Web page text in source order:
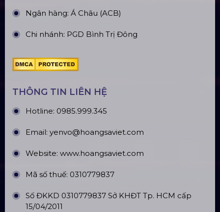
Ngân hàng: Á Châu (ACB)
Chi nhánh: PGD Bình Trị Đông
THÔNG TIN LIÊN HỆ
Hotline: 0985.999.345
Email: yenvo@hoangsaviet.com
Website: www.hoangsaviet.com
Mã số thuế: 0310779837
Số ĐKKD 0310779837 Sở KHĐT Tp. HCM cấp
15/04/2011